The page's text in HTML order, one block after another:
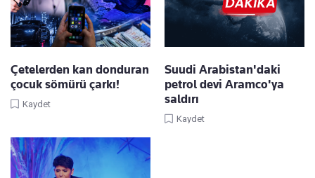
Çetelerden kan donduran
çocuk sömürü çarkı!
Kaydet
Suudi Arabistan'daki
petrol devi Aramco'ya
saldırı
Kaydet